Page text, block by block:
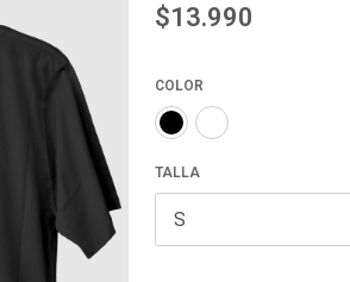
$13.990
COLOR
TALLA